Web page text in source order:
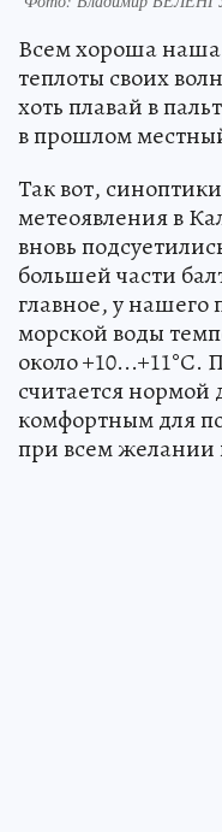
Всем хороша наша
теплоты своих
хоть плавай в
в прошлом
Так вот,
метеоявления в
вновь
большей части
главное, у нашего
морской воды
около +10...+11°С.
считается нормой
комфортным для
при всем желании